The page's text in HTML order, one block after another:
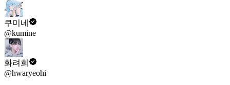
쿠미네
@kumine
화려희
@hwaryeohi